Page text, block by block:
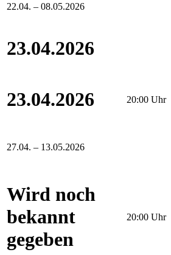
22.04. – 08.05.2026
23.04.2026
23.04.2026 20:00 Uhr
27.04. – 13.05.2026
Wird noch
bekannt
gegeben
20:00 Uhr